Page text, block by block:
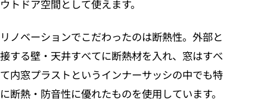
ウトドア空間として使えます。
リノベーションでこだわったのは断熱性。外部と
接する壁・天井すべてに断熱材を入れ、窓はすべ
て内窓プラストというインナーサッシの中でも特
に断熱・防音性に優れたものを使用しています。